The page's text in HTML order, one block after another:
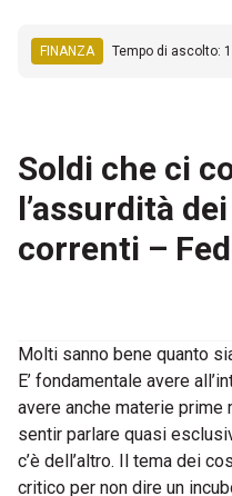
FINANZA Tempo di ascolto:
Soldi che ci
l’assurdità
correnti –
Molti sanno bene quanto
E’ fondamentale avere
avere anche materie
sentir parlare quasi
c’è dell’altro. Il tema dei
critico per non dire un